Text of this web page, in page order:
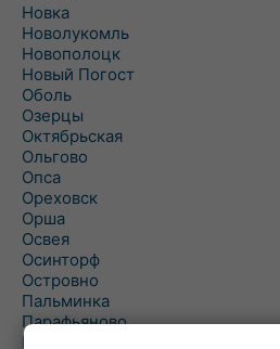
Новка
Новолукомль
Новополоцк
Новый Погост
Оболь
Озерцы
Октябрьская
Ольгово
Опса
Ореховск
Орша
Освея
Осинторф
Островно
Пальминка
Парафьяново
Плисса